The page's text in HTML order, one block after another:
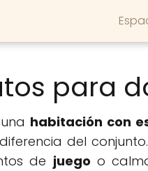
para
habitación con
del
de juego o